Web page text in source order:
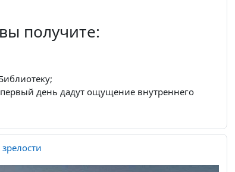
получите:
день дадут ощущение внутреннего